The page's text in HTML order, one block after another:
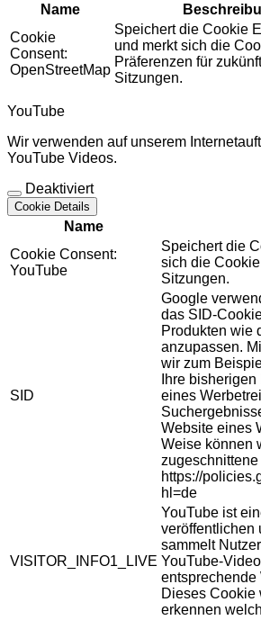
Name
Cookie
Consent:
OpenStreetMap
Speichert die Cookie
und merkt sich die
Präferenzen für
Sitzungen.
YouTube
Wir verwenden auf unserem
YouTube Videos.
Deaktiviert
Cookie Details
Name
Cookie Consent:
YouTube
Speichert die
sich die
Sitzungen.
SID
Google
das SID-
Produkten wie
anzupassen.
wir zum
Ihre
eines
Website eines
Weise können
https://
hl=de
VISITOR_INFO1_LIVE
YouTube ist
veröffentlichen
sammelt
YouTube-
entsprechende
Dieses Cookie
erkennen